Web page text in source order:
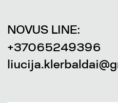
NOVUS LINE:
+37065249396